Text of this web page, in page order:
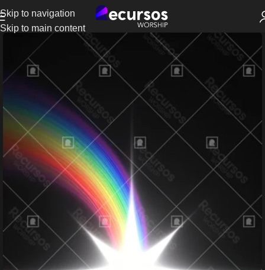
Skip to navigation
Skip to main content